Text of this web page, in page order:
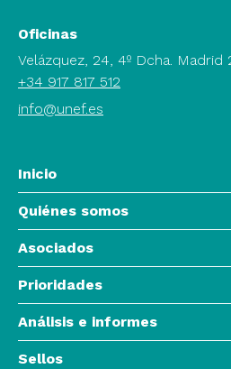
Oficinas
Velázquez, 24, 4º Dcha. Madrid
+34 917 817 512
info@unef.es
Inicio
Quiénes somos
Asociados
Prioridades
Análisis e informes
Sellos